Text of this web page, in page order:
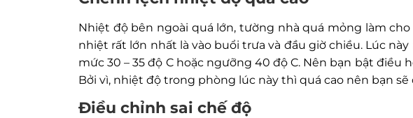
Nhiệt độ bên ngoài quá lớn, tường nhà quá mỏng làm
nhiệt rất lớn nhất là vào buổi trưa và đầu giờ chiều. Lúc
mức 30 – 35 độ C hoặc ngưỡng 40 độ C. Nên bạn bật điều
Bởi vì, nhiệt độ trong phòng lúc này thì quá cao nên bạn sẽ
Điều chỉnh sai chế độ